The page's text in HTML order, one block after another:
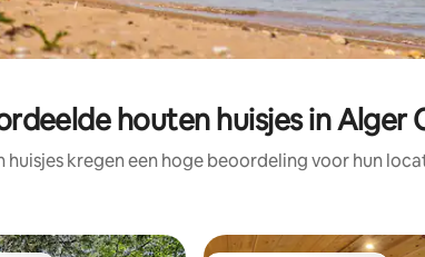
houten huisjes in Alger
kregen een hoge beoordeling voor hun